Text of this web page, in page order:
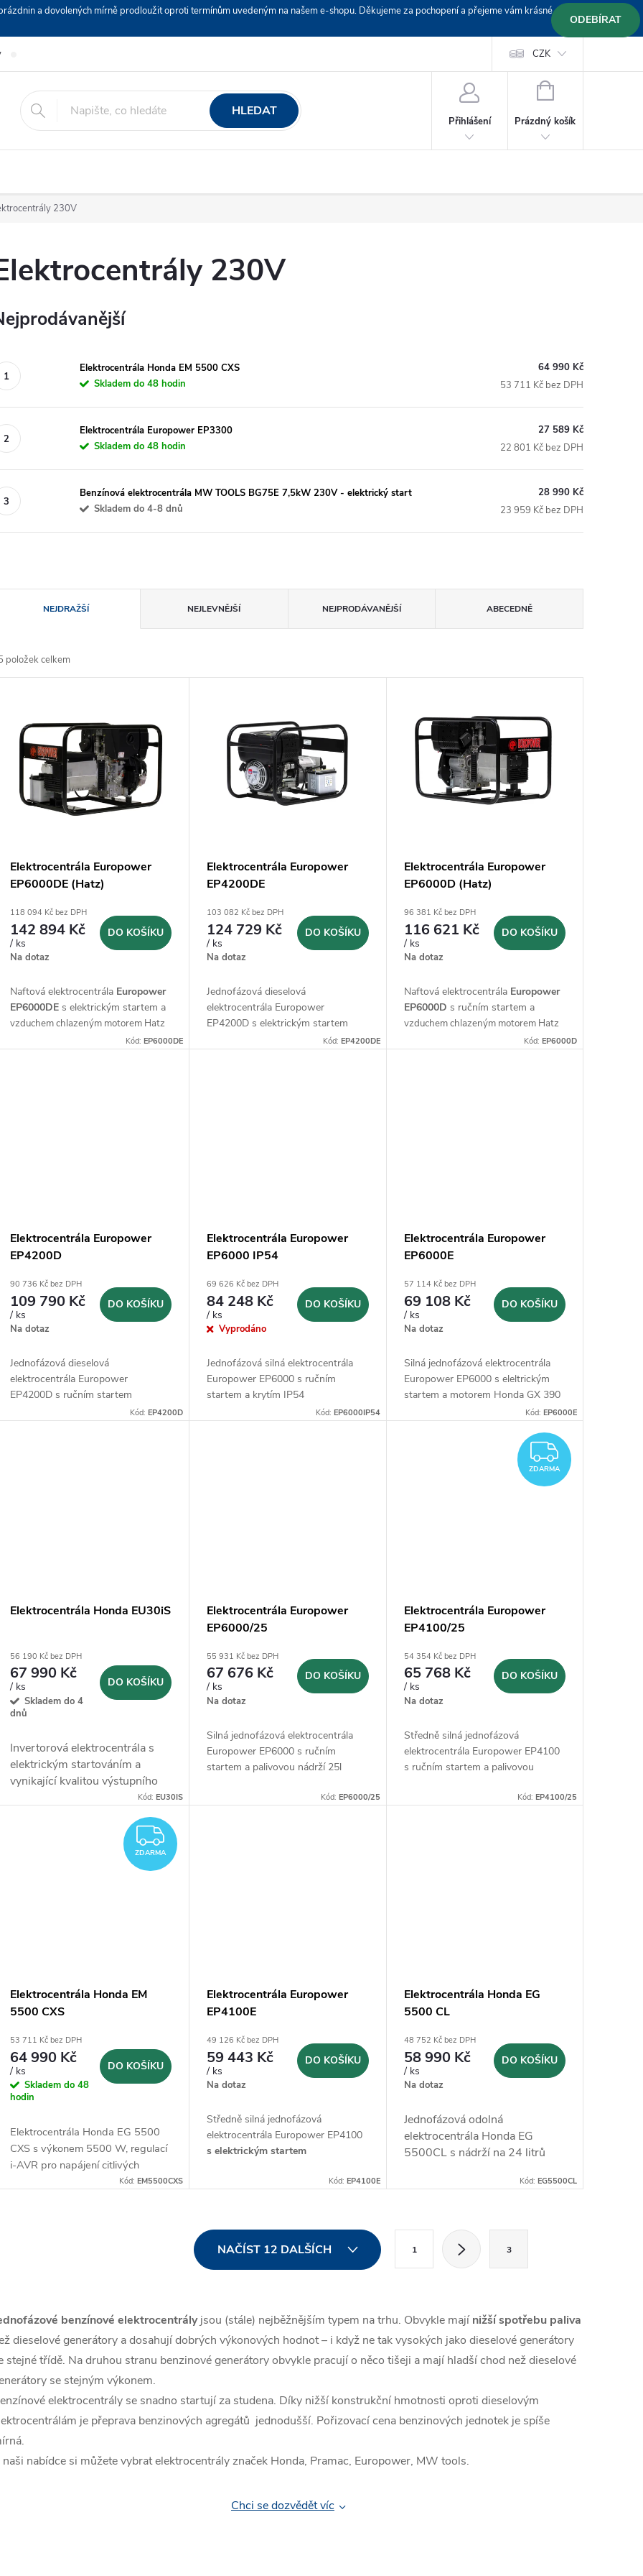
a dovolených mírně prodloužit oproti termínům uvedeným na našem e-shopu. Děkujeme za pochopení a přejeme vám krásné
Platba GoPay +420 603 319382
CZK
HLEDAT
Přihlášení
NÁKUPNÍ
Prázdný košík
230V
ODEBÍRAT
230V
Elektrocentrála Honda EM 5500 CXS
Skladem do 48 hodin
64 990 Kč
53 711 Kč bez DPH
Elektrocentrála Europower EP3300
Skladem do 48 hodin
27 589 Kč
22 801 Kč bez DPH
Benzínová elektrocentrála MW TOOLS BG75E 7,5kW 230V - elektrický start
Skladem do 4-8 dnů
28 990 Kč
23 959 Kč bez DPH
NEJDRAŽŠÍ NEJLEVNĚJŠÍ NEJPRODÁVANĚJŠÍ ABECEDNĚ
položek celkem
Elektrocentrála Europower
EP6000DE (Hatz)
118 094 Kč bez DPH
142 894 Kč
/ ks
Na dotaz
DO KOŠÍKU
Naftová elektrocentrála Europower
EP6000DE s elektrickým startem a
vzduchem chlazeným motorem Hatz
Kód:EP6000DE
Elektrocentrála Europower
EP4200DE
103 082 Kč bez DPH
124 729 Kč
/ ks
Na dotaz
DO KOŠÍKU
Jednofázová dieselová
elektrocentrála Europower
EP4200D s elektrickým startem
Kód: EP4200DE
Elektrocentrála Europower
EP6000D (Hatz)
96 381 Kč bez DPH
116 621 Kč
/ ks
Na dotaz
DO KOŠÍKU
Naftová elektrocentrálaEuropower
EP6000D s ručním startem a
vzduchem chlazeným motorem Hatz
Kód: EP6000D
Elektrocentrála Europower
EP4200D
90 736 Kč bez DPH
109 790 Kč
/ ks
Na dotaz
DO KOŠÍKU
Jednofázová dieselová
elektrocentrála Europower
EP4200D s ručním startem
Kód:EP4200D
Elektrocentrála Europower
EP6000 IP54
69 626 Kč bez DPH
84 248 Kč
/ ks
Vyprodáno
DO KOŠÍKU
Jednofázová silná elektrocentrála
Europower EP6000 s ručním
startem a krytím IP54
Kód: EP6000IP54
Elektrocentrála Europower
EP6000E
57 114 Kč bez DPH
69 108 Kč
/ ks
Na dotaz
DO KOŠÍKU
Silná jednofázová elektrocentrála
Europower EP6000 s eleltrickým
startem a motorem Honda GX 390
Kód: EP6000E
Elektrocentrála Honda EU30iS
56 190 Kč bez DPH
67 990 Kč
/ ks
Skladem do 4
dnů
DO KOŠÍKU
Invertorová elektrocentrála s
elektrickým startováním a
vynikající kvalitou výstupního
Kód:EU30IS
Elektrocentrála Europower
EP6000/25
55 931 Kč bez DPH
67 676 Kč
/ ks
Na dotaz
DO KOŠÍKU
Silná jednofázová elektrocentrála
Europower EP6000 s ručním
startem a palivovou nádrží 25l
Kód: EP6000/25
ZDARMA
Elektrocentrála Europower
EP4100/25
54 354 Kč bez DPH
65 768 Kč
/ ks
Na dotaz
DO KOŠÍKU
Středně silná jednofázová
elektrocentrála Europower EP4100
s ručním startem a palivovou
Kód: EP4100/25
ZDARMA
ZDARMA
Elektrocentrála Honda EM
5500 CXS
53 711 Kč bez DPH
64 990 Kč
/ ks
Skladem do 48
hodin
DO KOŠÍKU
Elektrocentrála Honda EG 5500
CXS s výkonem 5500 W, regulací
i-AVR pro napájení citlivých
přístrojů, elektrickým startováním
Kód:EM5500CXS
Elektrocentrála Europower
EP4100E
49 126 Kč bez DPH
59 443 Kč
/ ks
Na dotaz
DO KOŠÍKU
Středně silná jednofázová
elektrocentrála Europower EP4100
s elektrickým startem
Kód: EP4100E
Elektrocentrála Honda EG
5500 CL
48 752 Kč bez DPH
58 990 Kč
/ ks
Na dotaz
DO KOŠÍKU
Jednofázová odolná
elektrocentrála Honda EG
5500CL s nádrží na 24 litrů
Kód: EG5500CL
NAČÍST 12 DALŠÍCH
á
n
k
v
á
í
1 3
benzínové elektrocentrályjsou (stále) nejběžnějším typem na trhu. Obvykle mají nižší spotřebu paliva
dieselové generátory a dosahují dobrých výkonových hodnot – i když ne tak vysokých jako dieselové generátory
stejné třídě. Na druhou stranu benzinové generátory obvykle pracují o něco tišeji a mají hladší chod než dieselové
se stejným výkonem.
elektrocentrály se snadno startují za studena. Díky nižší konstrukční hmotnosti oproti dieselovým
je přeprava benzinových agregátů jednodušší. Pořizovací cena benzinových jednotek je spíše
naši nabídce si můžete vybrat elektrocentrály značek Honda, Pramac, Europower, MW tools.
Chci se dozvědět víc